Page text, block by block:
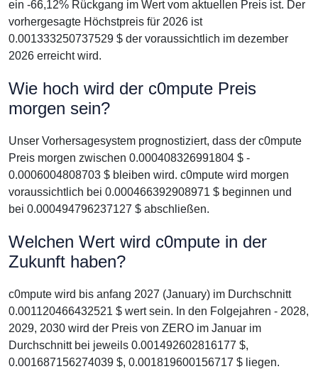
ein -66,12% Rückgang im Wert vom aktuellen Preis ist. Der
vorhergesagte Höchstpreis für 2026 ist
0.001333250737529 $ der voraussichtlich im dezember
2026 erreicht wird.
Wie hoch wird der c0mpute Preis
morgen sein?
Unser Vorhersagesystem prognostiziert, dass der c0mpute
Preis morgen zwischen 0.000408326991804 $ -
0.0006004808703 $ bleiben wird. c0mpute wird morgen
voraussichtlich bei 0.000466392908971 $ beginnen und
bei 0.000494796237127 $ abschließen.
Welchen Wert wird c0mpute in der
Zukunft haben?
c0mpute wird bis anfang 2027 (January) im Durchschnitt
0.001120466432521 $ wert sein. In den Folgejahren - 2028,
2029, 2030 wird der Preis von ZERO im Januar im
Durchschnitt bei jeweils 0.001492602816177 $,
0.001687156274039 $, 0.001819600156717 $ liegen.